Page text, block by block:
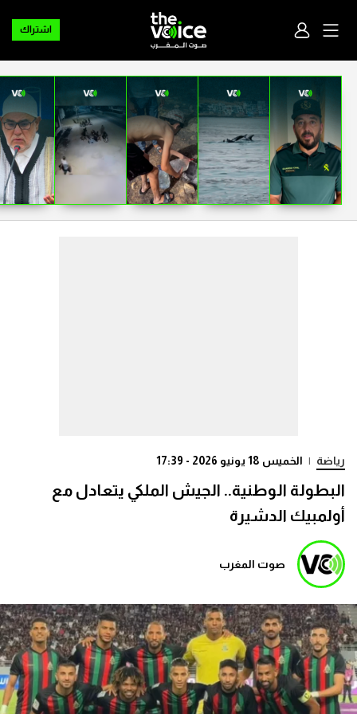
اشتراك
رياضة | الخميس 18 يونيو 2026 - 17:39
البطولة الوطنية.. الجيش الملكي يتعادل مع
أولمبيك الدشيرة
صوت المغرب